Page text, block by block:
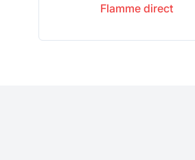
Flamme direct